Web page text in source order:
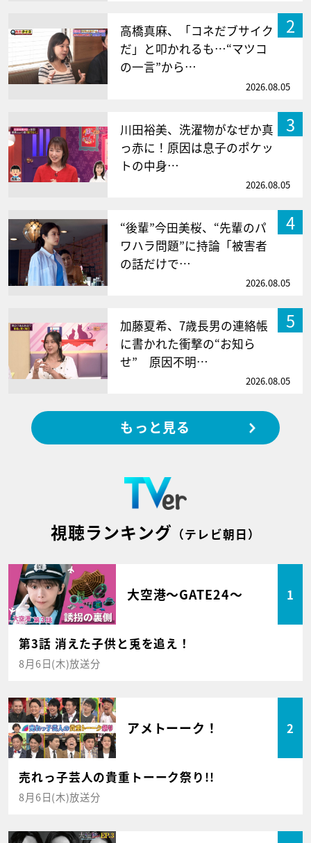
2
高橋真麻、「コネだブサイク
だ」と叩かれるも…“マツコ
の一言”から…
2026.08.05
3
川田裕美、洗濯物がなぜか真
っ赤に！原因は息子のポケッ
トの中身…
2026.08.05
4
“後輩”今田美桜、“先輩のパ
ワハラ問題”に持論「被害者
の話だけで…
2026.08.05
5
加藤夏希、7歳長男の連絡帳
に書かれた衝撃の“お知ら
せ” 原因不明…
2026.08.05
もっと見る
視聴ランキング （テレビ朝日）
大空港～GATE24～ 1
第3話 消えた子供と兎を追え！
8月6日(木)放送分
アメトーーク！ 2
売れっ子芸人の貴重トーーク祭り!!
8月6日(木)放送分